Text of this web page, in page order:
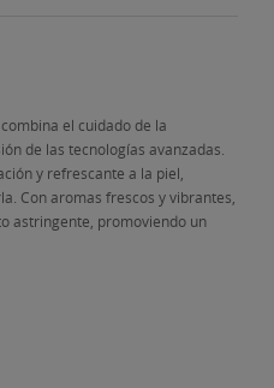
el cuidado de la
de las tecnologías avanzadas.
y refrescante a la piel,
Con aromas frescos y vibrantes,
astringente, promoviendo un